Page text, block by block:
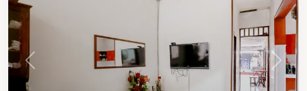
Anterior